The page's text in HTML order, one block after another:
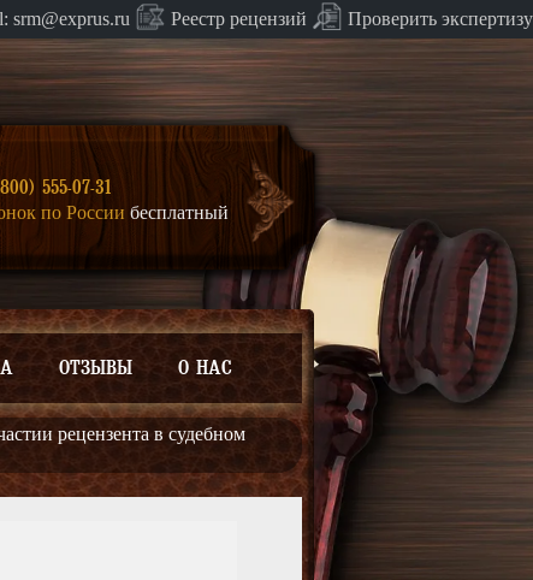
srm@exprus.ru Реестр рецензий Проверить экспертизу
555-07-31
по России бесплатный
ОТЗЫВЫ О НАС
рецензента в судебном